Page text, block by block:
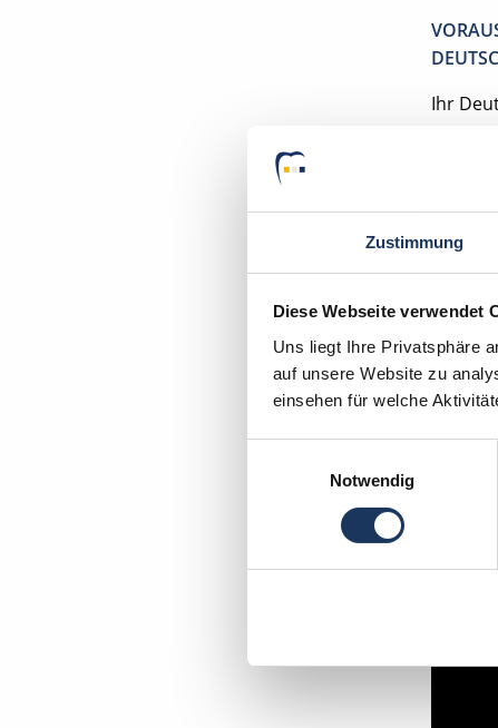
Zustimmung
Diese Webseite verwendet
Uns liegt Ihre Privatsphäre
auf unsere Website zu
einsehen für welche
Notwendig
Ihr